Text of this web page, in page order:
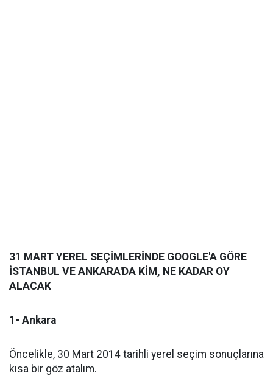
31 MART YEREL SEÇİMLERİNDE GOOGLE'A GÖRE
İSTANBUL VE ANKARA'DA KİM, NE KADAR OY
ALACAK
1- Ankara
Öncelikle, 30 Mart 2014 tarihli yerel seçim sonuçlarına
kısa bir göz atalım.